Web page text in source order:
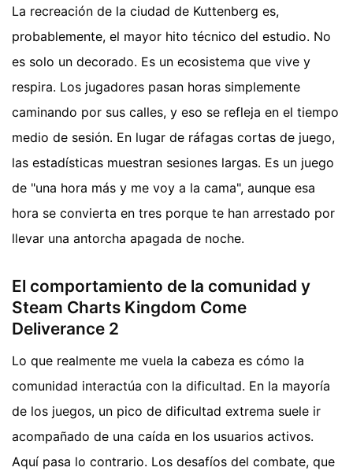
La recreación de la ciudad de Kuttenberg es,
probablemente, el mayor hito técnico del estudio. No
es solo un decorado. Es un ecosistema que vive y
respira. Los jugadores pasan horas simplemente
caminando por sus calles, y eso se refleja en el tiempo
medio de sesión. En lugar de ráfagas cortas de juego,
las estadísticas muestran sesiones largas. Es un juego
de "una hora más y me voy a la cama", aunque esa
hora se convierta en tres porque te han arrestado por
llevar una antorcha apagada de noche.
El comportamiento de la comunidad y
Steam Charts Kingdom Come
Deliverance 2
Lo que realmente me vuela la cabeza es cómo la
comunidad interactúa con la dificultad. En la mayoría
de los juegos, un pico de dificultad extrema suele ir
acompañado de una caída en los usuarios activos.
Aquí pasa lo contrario. Los desafíos del combate, que